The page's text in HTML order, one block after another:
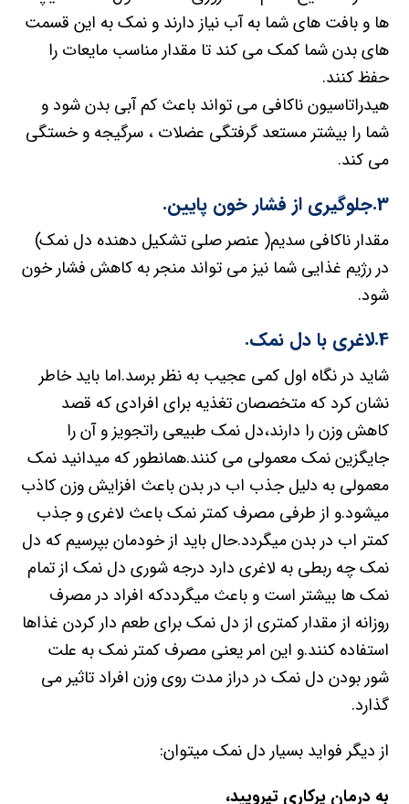
ها و بافت های شما به آب نیاز دارند و نمک به این قسمت
های بدن شما کمک می کند تا مقدار مناسب مایعات را
حفظ کنند.
هیدراتاسیون ناکافی می تواند باعث کم آبی بدن شود و
شما را بیشتر مستعد گرفتگی عضلات ، سرگیجه و خستگی
می کند.
3.جلوگیری از فشار خون پایین.
مقدار ناکافی سدیم( عنصر صلی تشکیل دهنده دل نمک)
در رژیم غذایی شما نیز می تواند منجر به کاهش فشار خون
شود.
4.لاغری با دل نمک.
شاید در نگاه اول کمی عجیب به نظر برسد.اما باید خاطر
نشان کرد که متخصصان تغذیه برای افرادی که قصد
کاهش وزن را دارند،دل نمک طبیعی راتجویز و آن را
جایگزین نمک معمولی می کنند.همانطور که میدانید نمک
معمولی به دلیل جذب اب در بدن باعث افزایش وزن کاذب
میشود.و از طرفی مصرف کمتر نمک باعث لاغری و جذب
کمتر اب در بدن میگردد.حال باید از خودمان بپرسیم که دل
نمک چه ربطی به لاغری دارد درجه شوری دل نمک از تمام
نمک ها بیشتر است و باعث میگرددکه افراد در مصرف
روزانه از مقدار کمتری از دل نمک برای طعم دار کردن غذاها
استفاده کنند.و این امر یعنی مصرف کمتر نمک به علت
شور بودن دل نمک در دراز مدت روی وزن افراد تاثیر می
گذارد.
از دیگر فواید بسیار دل نمک میتوان:
به درمان پرکاری تیرویید،